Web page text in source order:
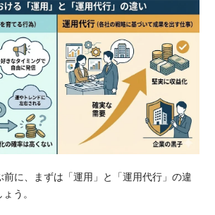
前に、まずは「運用」と「運用代行」の違
う。